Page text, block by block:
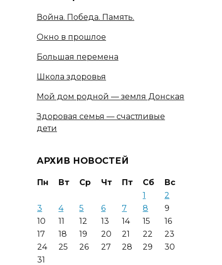
Война. Победа. Память.
Окно в прошлое
Большая перемена
Школа здоровья
Мой дом родной — земля Донская
Здоровая семья — счастливые
дети
АРХИВ НОВОСТЕЙ
Пн Вт Ср Чт Пт Сб
Вс
1
2
3
4 5 6 7 8
9
10
11 12 13 14 15
16
17
18 19 20 21 22
23
24
25 26 27 28 29
30
31